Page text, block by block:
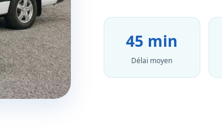
45 min
Délai moyen